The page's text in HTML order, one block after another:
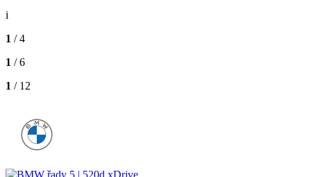
i
1 / 4
1 / 6
1 / 12